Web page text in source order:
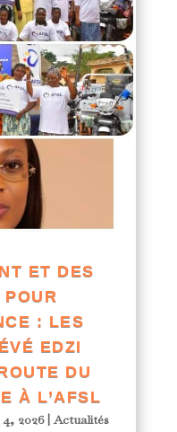
ET DES
: LES
EDZI
DU
À L’AFSL
2026|Actualités